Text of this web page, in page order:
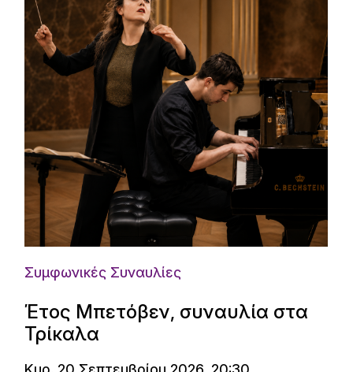
Συμφωνικές Συναυλίες
Έτος Μπετόβεν, συναυλία στα
Τρίκαλα